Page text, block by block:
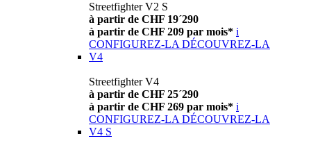
Streetfighter V2 S
à partir de CHF 19´290
à partir de CHF 209 par mois* i
CONFIGUREZ-LA DÉCOUVREZ-LA
V4
Streetfighter V4
à partir de CHF 25´290
à partir de CHF 269 par mois* i
CONFIGUREZ-LA DÉCOUVREZ-LA
V4 S